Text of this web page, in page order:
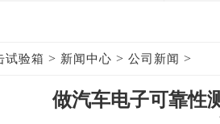
试验箱 > 新闻中心 > 公司新闻 >
做汽车电子可靠性